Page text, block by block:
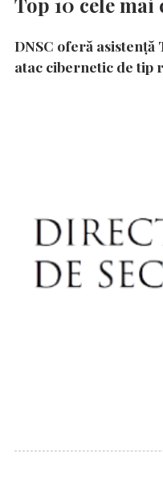
DNSC oferă asistență
atac cibernetic de tip